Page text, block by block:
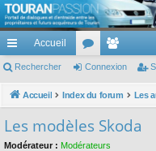
TouranPassion
Le forum des propriétaires ou futurs
cc
ès
pi
Accueil
or
u
e
m
Rechercher Connexion
Accueil Index du forum
Les modèles Skoda
Modérateur : Modérateurs